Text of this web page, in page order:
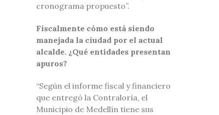
cronograma propuesto”.
Fiscalmente cómo está siendo
manejada la ciudad por el actual
alcalde. ¿Qué entidades presentan
apuros?
“Según el informe fiscal y financiero
que entregó la Contraloría, el
Municipio de Medellín tiene sus